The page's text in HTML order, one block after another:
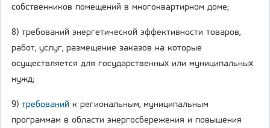
собственников помещений в многоквартирном доме;
8) требований энергетической эффективности товаров,
работ, услуг, размещение заказов на которые
осуществляется для государственных или муниципальных
нужд;
9) требований к региональным, муниципальным
программам в области энергосбережения и повышения